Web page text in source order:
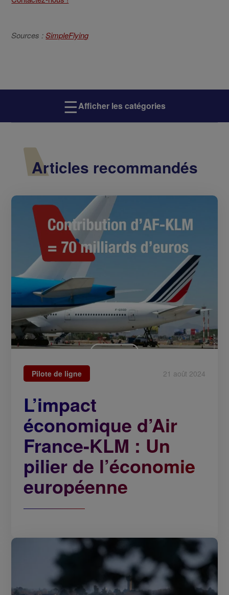
Sources :SimpleFlying
☰Afficher les catégories
Articles recommandés
Pilote de ligne 21 août 2024
L’impact
économique d’Air
France-KLM : Un
pilier de l’économie
européenne